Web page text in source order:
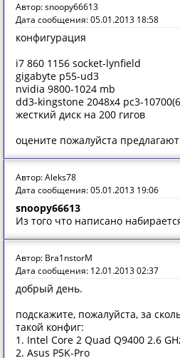
Автор: snoopy66613
Дата сообщения: 05.01.2013 18:58
конфигурация
i7 860 1156 socket-lynfield
gigabyte p55-ud3
nvidia 9800-1024 mb
dd3-kingstone 2048x4 pc3-
жесткий диск на 200 гигов
оцените пожалуйста
Автор: Aleks78
Дата сообщения: 05.01.2013 19:06
snoopy66613
Из того что написано
Автор: Bra1nstorM
Дата сообщения: 12.01.2013 02:37
добрый день.
подскажите, пожалуйста, за
такой конфиг:
1. Intel Core 2 Quad Q9400 2.6
2. Asus P5K-Pro